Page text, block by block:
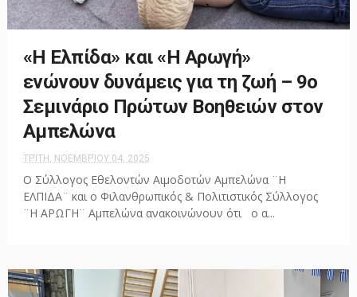
«Η Ελπίδα» και «Η Αρωγή»
ενώνουν δυνάμεις για τη ζωή – 9ο
Σεμινάριο Πρώτων Βοηθειών στον
Αμπελώνα
ΤΡΊΤΗ, ΝΟΕΜΒΡΊΟΥ 04, 2025
Ο Σύλλογος Εθελοντών Αιμοδοτών Αμπελώνα ¨Η
ΕΛΠΙΔΑ¨ και ο Φιλανθρωπικός & Πολιτιστικός Σύλλογος
¨Η ΑΡΩΓΗ¨ Αμπελώνα ανακοινώνουν ότι ο α...